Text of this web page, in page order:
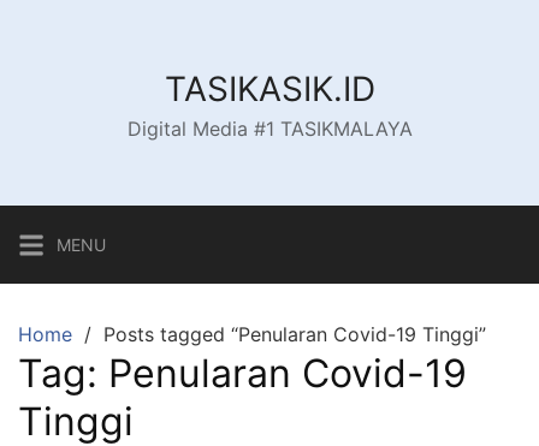
TASIKASIK.ID
Digital Media #1 TASIKMALAYA
MENU
Home Posts tagged “Penularan Covid-19 Tinggi”
Tag: Penularan Covid-19
Tinggi